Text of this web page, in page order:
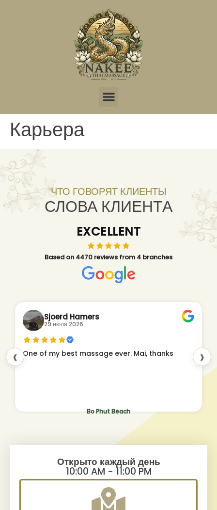
Карьера
ЧТО ГОВОРЯТ КЛИЕНТЫ
СЛОВА КЛИЕНТА
EXCELLENT
Based on 4470 reviews from 4 branches
‹
Bo Phut Beach
Sjoerd Hamers
29 июля 2026
One of my best massage ever. Mai, thanks ›
Открыто каждый день
10:00 AM - 11:00 PM